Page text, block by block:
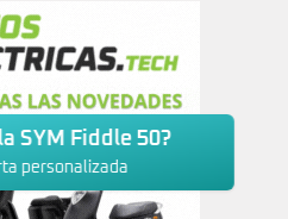
SYM Fiddle 50?
personalizada